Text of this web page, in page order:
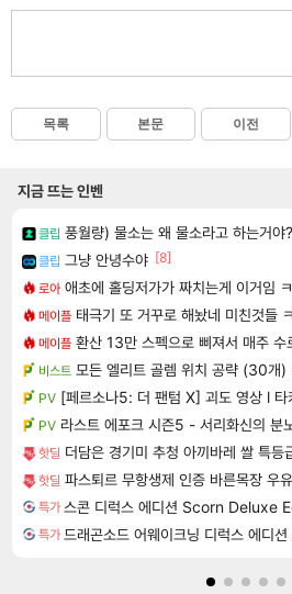
목록 본문 이전
지금 뜨는 인벤
클립 풍월량) 물소는 왜 물소라고 하는거야?
클립 그냥 안녕수야 [8]
로아 애초에 홀딩저가가 짜치는게 이거임
메이플 태극기 또 거꾸로 해놨네 미친것들
메이플 환산 13만 스펙으로 삐져서 매주 수로
비스트 모든 엘리트 골렘 위치 공략 (30개)
PV [페르소나5: 더 팬텀 X] 괴도 영상 l 타
PV 라스트 에포크 시즌5 - 서리화신의 분
핫딜 더담은 경기미 추청 아끼바레 쌀 특
핫딜 파스퇴르 무항생제 인증 바른목장
특가
특가